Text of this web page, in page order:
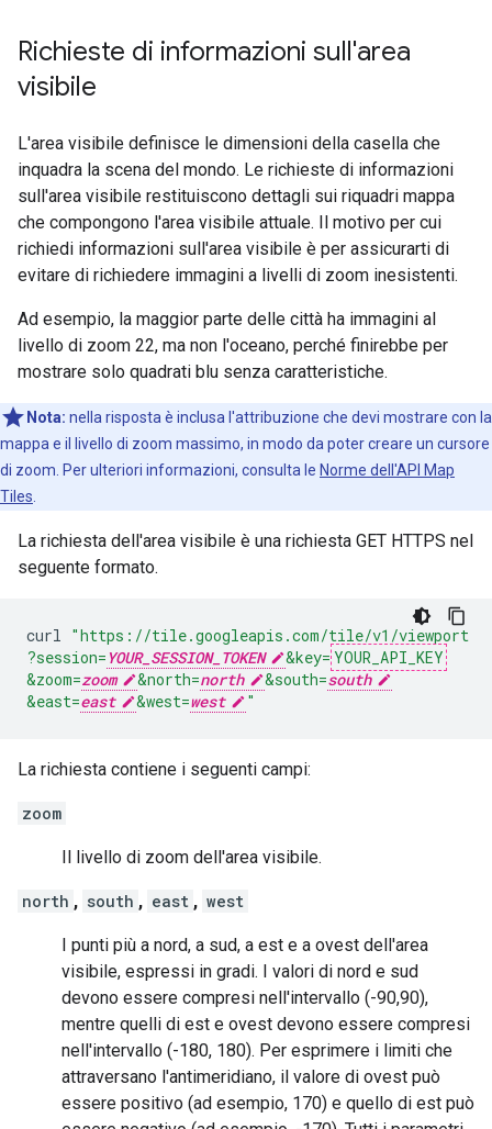
Richieste di informazioni sull'area
visibile
L'area visibile definisce le dimensioni della casella che
inquadra la scena del mondo. Le richieste di informazioni
sull'area visibile restituiscono dettagli sui riquadri mappa
che compongono l'area visibile attuale. Il motivo per cui
richiedi informazioni sull'area visibile è per assicurarti di
evitare di richiedere immagini a livelli di zoom inesistenti.
Ad esempio, la maggior parte delle città ha immagini al
livello di zoom 22, ma non l'oceano, perché finirebbe per
mostrare solo quadrati blu senza caratteristiche.
Nota: nella risposta è inclusa l'attribuzione che devi mostrare con la
mappa e il livello di zoom massimo, in modo da poter creare un cursore
di zoom. Per ulteriori informazioni, consulta le Norme dell'API Map
Tiles
La richiesta dell'area visibile è una richiesta GET HTTPS nel
seguente formato.
curl "https://tile.googleapis.com/tile/v1/viewport
?session= YOUR_SESSION_TOKEN &key= YOUR_API_KEY
&zoom=zoom &north=north &south=south
&east=east &west=west "
La richiesta contiene i seguenti campi:
zoom
Il livello di zoom dell'area visibile.
north , south , east , west
I punti più a nord, a sud, a est e a ovest dell'area
visibile, espressi in gradi. I valori di nord e sud
devono essere compresi nell'intervallo (-90,90),
mentre quelli di est e ovest devono essere compresi
nell'intervallo (-180, 180). Per esprimere i limiti che
attraversano l'antimeridiano, il valore di ovest può
essere positivo (ad esempio, 170) e quello di est può